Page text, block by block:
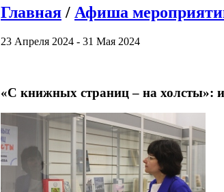
Главная / Афиша
23 Апреля 2024 - 31 Мая 2024
«С книжных страниц – на холсты»: